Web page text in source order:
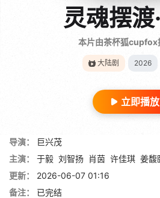
灵魂摆渡
本片由茶杯狐cupfox
大陆剧 2026
立即播放
导演：
巨兴茂
主演：
于毅 刘智扬 肖茵 许佳琪 姜馥
更新：
2026-06-07 01:16
备注：
已完结